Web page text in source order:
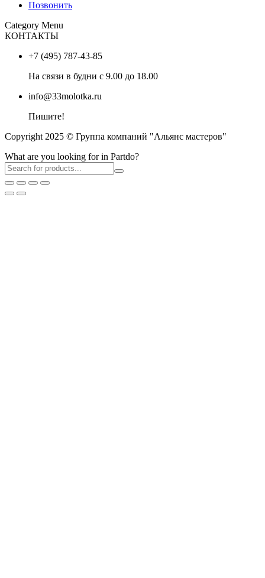
Позвонить
Category Menu
КОНТАКТЫ
+7 (495) 787-43-85
На связи в будни с 9.00 до 18.00
info@33molotka.ru
Пишите!
Copyright 2025 © Группа компаний "Альянс мастеров"
What are you looking for in Partdo?